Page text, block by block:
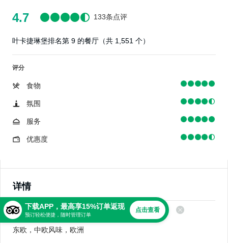
4.7 133条点评
叶卡捷琳堡排名第 9 的餐厅（共 1,551 个）
评分
食物
氛围
服务
优惠度
详情
美食
东欧，中欧风味，欧洲
下载APP，最高享15%订单返现
预订轻松便捷，随时管理订单
点击查看